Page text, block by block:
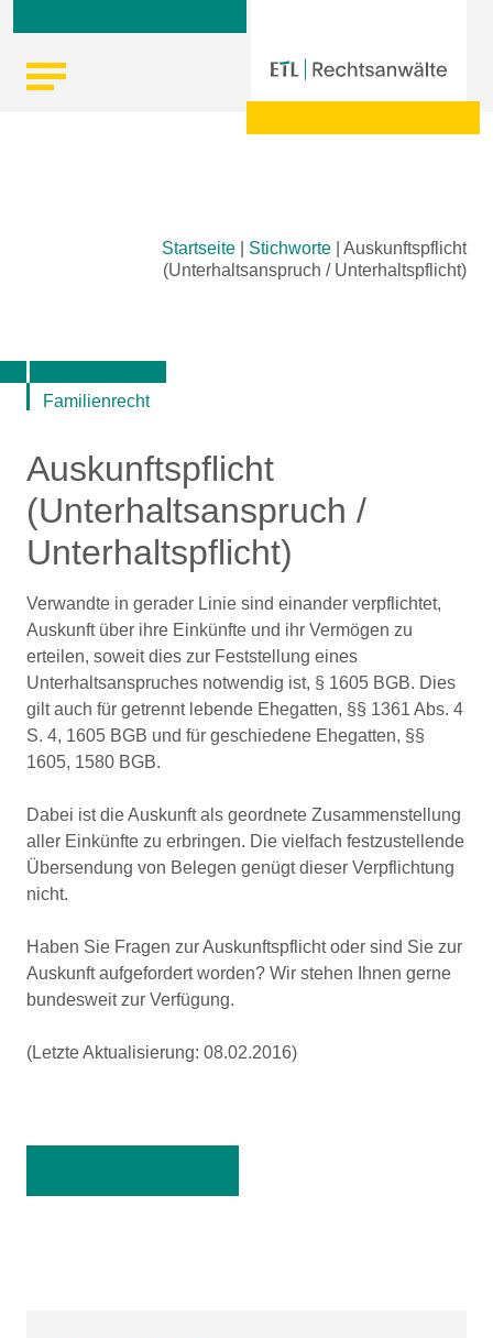
Startseite Stichworte
Auskunftspflicht
(Unterhaltsanspruch / Unterhaltspflicht)
Familienrecht
Auskunftspflicht
(Unterhaltsanspruch /
Unterhaltspflicht)
Verwandte in gerader Linie sind einander verpflichtet,
Auskunft über ihre Einkünfte und ihr Vermögen zu
erteilen, soweit dies zur Feststellung eines
Unterhaltsanspruches notwendig ist, § 1605 BGB. Dies
gilt auch für getrennt lebende Ehegatten, §§ 1361 Abs. 4
S. 4, 1605 BGB und für geschiedene Ehegatten, §§
1605, 1580 BGB.
Dabei ist die Auskunft als geordnete Zusammenstellung
aller Einkünfte zu erbringen. Die vielfach festzustellende
Übersendung von Belegen genügt dieser Verpflichtung
nicht.
Haben Sie Fragen zur Auskunftspflicht oder sind Sie zur
Auskunft aufgefordert worden? Wir stehen Ihnen gerne
bundesweit zur Verfügung.
(Letzte Aktualisierung: 08.02.2016)